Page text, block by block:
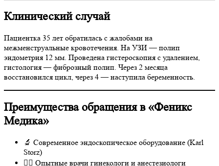
Клинический случай
Пациентка 35 лет обратилась с жалобами на
межменструальные кровотечения. На УЗИ — полип
эндометрия 12 мм. Проведена гистероскопия с удалением,
гистология — фиброзный полип. Через 2 месяца
восстановился цикл, через 4 — наступила беременность.
Преимущества обращения в «Феникс
Медика»
🔬 Современное эндоскопическое оборудование (Karl
Storz)
👩‍⚕ Опытные врачи гинекологи и анестезиологи